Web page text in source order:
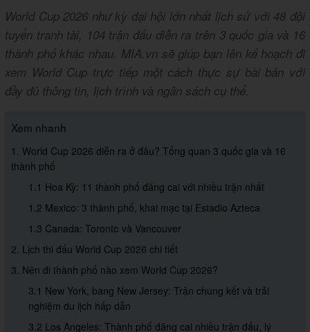
World Cup 2026 như kỳ đại hội lớn nhất lịch sử với 48 đội
tuyển tranh tài, 104 trận đấu diễn ra trên 3 quốc gia và 16
thành phố khác nhau. MIA.vn sẽ giúp bạn lên kế hoạch đi
xem World Cup trực tiếp một cách thực sự bài bản với
đầy đủ thông tin, lịch trình và ngân sách cụ thể.
Xem nhanh
1. World Cup 2026 diễn ra ở đâu? Tổng quan 3 quốc gia và 16
thành phố
1.1 Hoa Kỳ: 11 thành phố đăng cai với nhiều trận nhất
1.2 Mexico: 3 thành phố, khai mạc tại Estadio Azteca
1.3 Canada: Toronto và Vancouver
2. Lịch thi đấu World Cup 2026 chi tiết
3. Nên đi thành phố nào xem World Cup 2026?
3.1 New York, bang New Jersey: Trận chung kết và trải
nghiệm du lịch hấp dẫn
3.2 Los Angeles: Thành phố đăng cai nhiều trận đấu, lý